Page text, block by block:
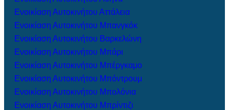
Ενοικίαση Αυτοκινήτου Αττάλεια
Ενοικίαση Αυτοκινήτου Μπανγκόκ
Ενοικίαση Αυτοκινήτου Βαρκελώνη
Ενοικίαση Αυτοκινήτου Μπάρι
Ενοικίαση Αυτοκινήτου Μπέργκαμο
Ενοικίαση Αυτοκινήτου Μπόντρουμ
Ενοικίαση Αυτοκινήτου Μπολόνια
Ενοικίαση Αυτοκινήτου Μπρίντιζι